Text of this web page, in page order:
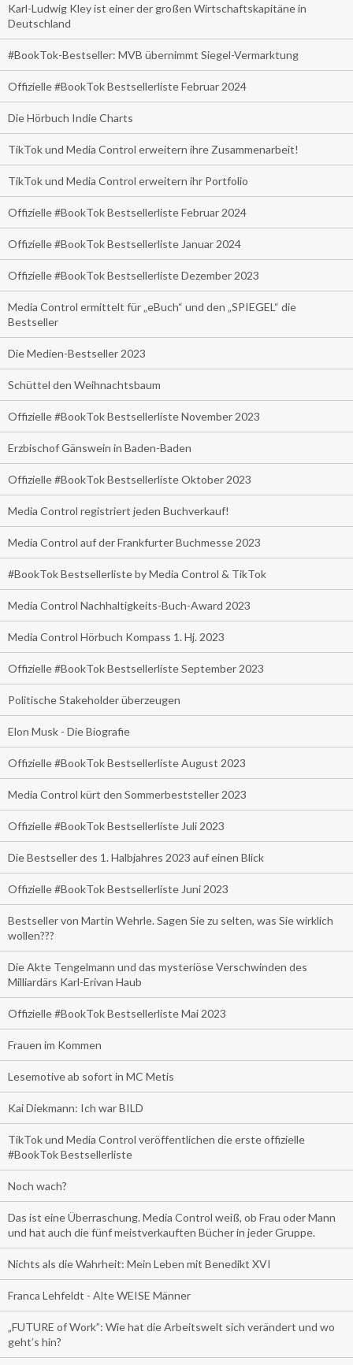
Karl-Ludwig Kley ist einer der großen Wirtschaftskapitäne in
Deutschland
#BookTok-Bestseller: MVB übernimmt Siegel-Vermarktung
Offizielle #BookTok Bestsellerliste Februar 2024
Die Hörbuch Indie Charts
TikTok und Media Control erweitern ihre Zusammenarbeit!
TikTok und Media Control erweitern ihr Portfolio
Offizielle #BookTok Bestsellerliste Februar 2024
Offizielle #BookTok Bestsellerliste Januar 2024
Offizielle #BookTok Bestsellerliste Dezember 2023
Media Control ermittelt für „eBuch“ und den „SPIEGEL“ die
Bestseller
Die Medien-Bestseller 2023
Schüttel den Weihnachtsbaum
Offizielle #BookTok Bestsellerliste November 2023
Erzbischof Gänswein in Baden-Baden
Offizielle #BookTok Bestsellerliste Oktober 2023
Media Control registriert jeden Buchverkauf!
Media Control auf der Frankfurter Buchmesse 2023
#BookTok Bestsellerliste by Media Control & TikTok
Media Control Nachhaltigkeits-Buch-Award 2023
Media Control Hörbuch Kompass 1. Hj. 2023
Offizielle #BookTok Bestsellerliste September 2023
Politische Stakeholder überzeugen
Elon Musk - Die Biografie
Offizielle #BookTok Bestsellerliste August 2023
Media Control kürt den Sommerbeststeller 2023
Offizielle #BookTok Bestsellerliste Juli 2023
Die Bestseller des 1. Halbjahres 2023 auf einen Blick
Offizielle #BookTok Bestsellerliste Juni 2023
Bestseller von Martin Wehrle. Sagen Sie zu selten, was Sie wirklich
wollen???
Die Akte Tengelmann und das mysteriöse Verschwinden des
Milliardärs Karl-Erivan Haub
Offizielle #BookTok Bestsellerliste Mai 2023
Frauen im Kommen
Lesemotive ab sofort in MC Metis
Kai Diekmann: Ich war BILD
TikTok und Media Control veröffentlichen die erste offizielle
#BookTok Bestsellerliste
Noch wach?
Das ist eine Überraschung. Media Control weiß, ob Frau oder Mann
und hat auch die fünf meistverkauften Bücher in jeder Gruppe.
Nichts als die Wahrheit: Mein Leben mit Benedikt XVI
Franca Lehfeldt - Alte WEISE Männer
„FUTURE of Work”: Wie hat die Arbeitswelt sich verändert und wo
geht’s hin?